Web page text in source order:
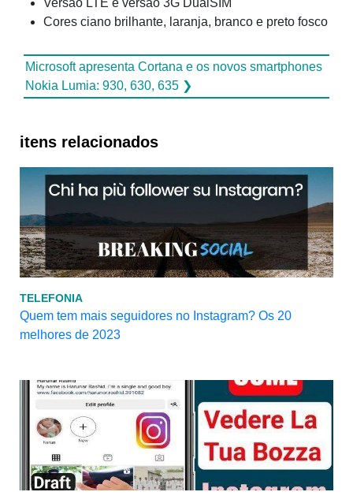
Versão LTE e versão 3G DualSIM
Cores ciano brilhante, laranja, branco e preto fosco
Microsoft apresenta Cortana e os novos smartphones
Nokia Lumia: 930, 630, 635 ❯
itens relacionados
TELEFONIA
Quem tem mais seguidores no Instagram? Os 20
melhores de 2023